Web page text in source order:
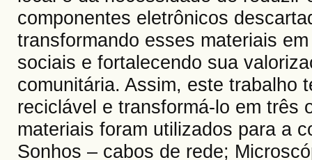
componentes eletrônicos
transformando esses materiais
sociais e fortalecendo sua
comunitária. Assim, este trabalho
reciclável e transformá-lo em três
materiais foram utilizados para a
Sonhos – cabos de rede;